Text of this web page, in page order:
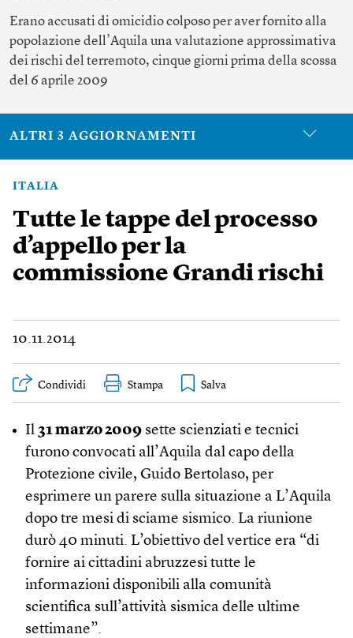
Erano accusati di omicidio colposo per aver fornito alla
popolazione dell’Aquila una valutazione approssimativa
dei rischi del terremoto, cinque giorni prima della scossa
del 6 aprile 2009
ALTRI 3 AGGIORNAMENTI
ITALIA
Tutte le tappe del processo
d’appello per la
commissione Grandi rischi
10.11.2014
Condividi Stampa
Il 31 marzo 2009 sette scienziati e tecnici
furono convocati all’Aquila dal capo della
Protezione civile, Guido Bertolaso, per
esprimere un parere sulla situazione a L’Aquila
dopo tre mesi di sciame sismico. La riunione
durò 40 minuti. L’obiettivo del vertice era “di
fornire ai cittadini abruzzesi tutte le
informazioni disponibili alla comunità
scientifica sull’attività sismica delle ultime
settimane”.